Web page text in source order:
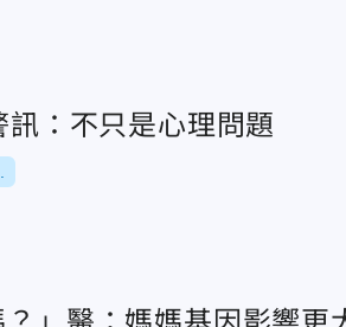
：不只是心理問題